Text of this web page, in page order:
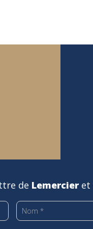
de Lemercieret